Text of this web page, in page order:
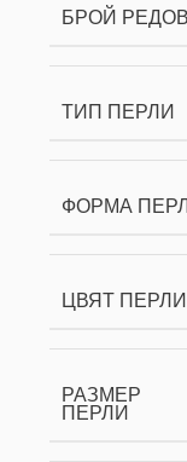
БРОЙ
ТИП ПЕРЛИ
ФОРМА
ЦВЯТ ПЕРЛИ
РАЗМЕР
ПЕРЛИ